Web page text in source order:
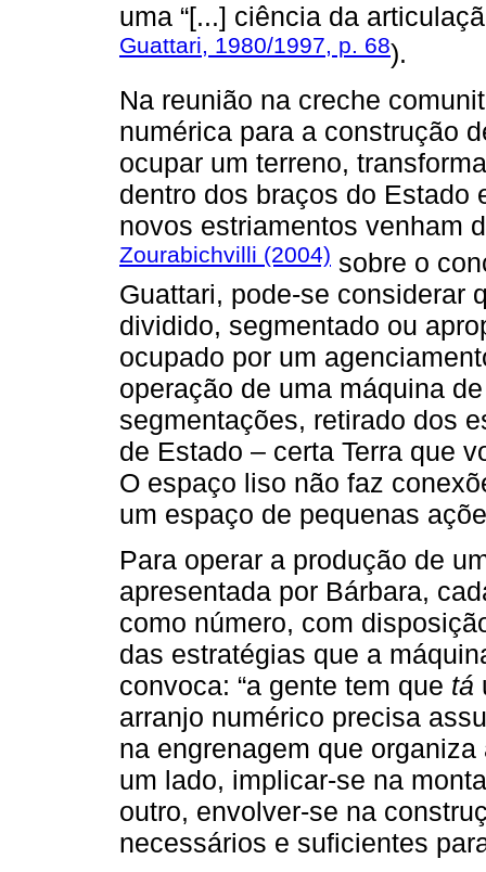
uma “[...] ciência da
Guattari, 1980/1997, p. 68).
Na reunião na creche
numérica para a construção
ocupar um terreno,
dentro dos braços do Estado
novos estriamentos venham
Zourabichvilli (2004) sobre o
Guattari, pode-se considerar
dividido, segmentado ou
ocupado por um
operação de uma máquina
segmentações, retirado dos
de Estado – certa Terra que
O espaço liso não faz
um espaço de pequenas
Para operar a produção de
apresentada por Bárbara,
como número, com
das estratégias que a
convoca: “a gente tem que tá
arranjo numérico precisa
na engrenagem que
um lado, implicar-se na
outro, envolver-se na
necessários e suficientes